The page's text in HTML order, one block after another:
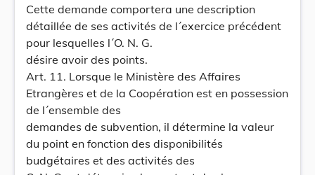
Cette demande comportera une description
détaillée de ses activités de l´exercice précédent
pour lesquelles l´O. N. G.
désire avoir des points.
Art. 11. Lorsque le Ministère des Affaires
Etrangères et de la Coopération est en possession
de l´ensemble des
demandes de subvention, il détermine la valeur
du point en fonction des disponibilités
budgétaires et des activités des